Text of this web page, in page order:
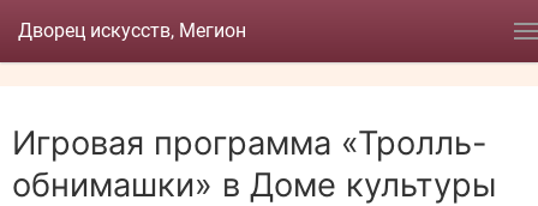
Дворец искусств, Мегион
Игровая программа «Тролль-
обнимашки» в Доме культуры